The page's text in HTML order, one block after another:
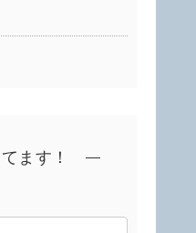
ます！